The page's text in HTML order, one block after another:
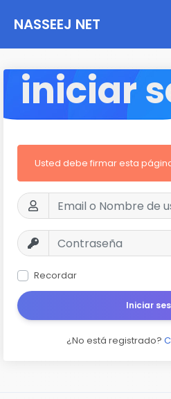
NASSEEJ NET
iniciar
Usted debe firmar esta
Recordar
Iniciar
¿No está registrado?